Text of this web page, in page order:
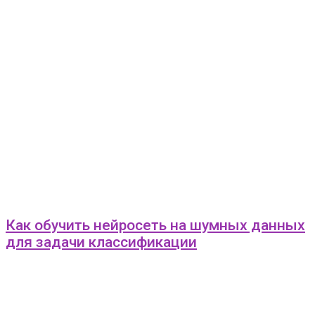
Как обучить нейросеть на шумных данных
для задачи классификации